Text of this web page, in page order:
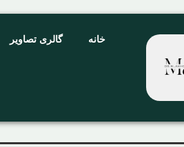
خانه گالری تصاویر